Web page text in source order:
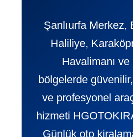
Şanlıurfa Merkez,
Haliliye,
Havalimanı ve
bölgelerde
ve profesyonel
hizmeti
Günlük oto